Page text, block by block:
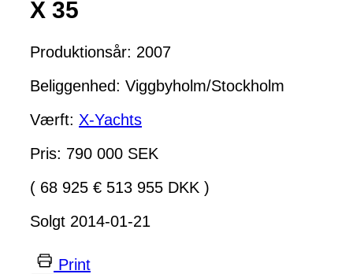
X 35
Produktionsår: 2007
Beliggenhed: Viggbyholm/Stockholm
Værft: X-Yachts
Pris: 790 000 SEK
( 68 925 € 513 955 DKK )
Solgt 2014-01-21
Print